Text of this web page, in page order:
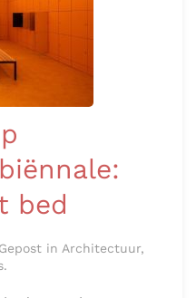
bed
in Architectuur,